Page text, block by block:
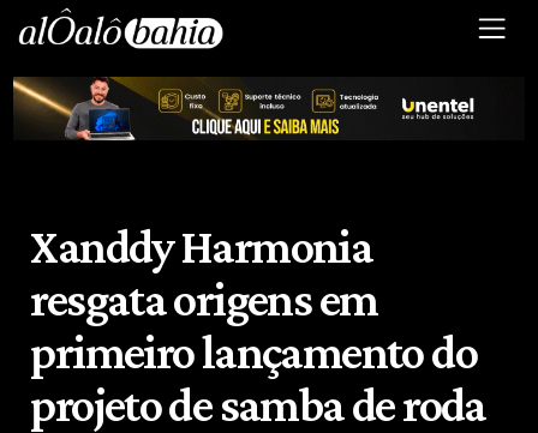
Xanddy Harmonia
resgata origens em
primeiro lançamento do
projeto de samba de roda